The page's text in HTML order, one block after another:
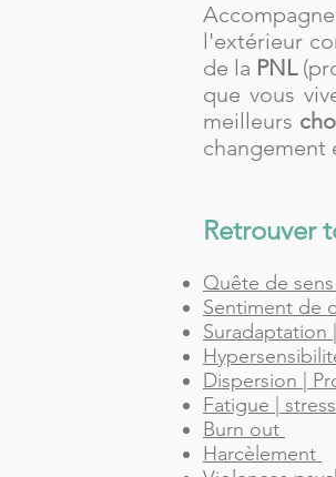
l'extérieur
de la PNL
que vous
meilleurs
changement
Retrouver
Quête de sens
Sentiment de
Suradaptation
Dispersion |
Fatigue |
Burn out
Harcèlement